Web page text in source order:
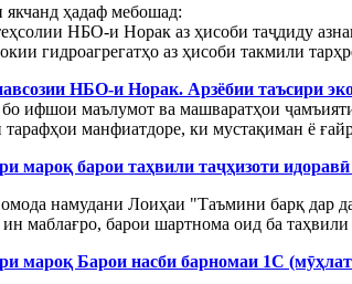
ҳадаф мебошад:
НБО-и Норак аз ҳисоби таҷдиду
гидроагрегатҳо аз ҳисоби такмили
НБО-и Норак. Арзёбии таъсири
ифшои маълумот ва машваратҳои
манфиатдоре, ки мустақиман ё
мароқ барои таҳвили таҷҳизоти
намудани Лоиҳаи "Таъмини барқ дар
маблағро, барои шартнома оид ба
мароқ Барои насби барномаи 1C